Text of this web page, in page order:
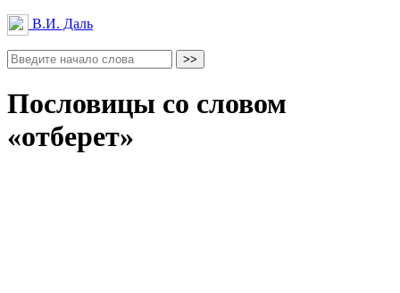
В.И. Даль
Пословицы со словом
«отберет»